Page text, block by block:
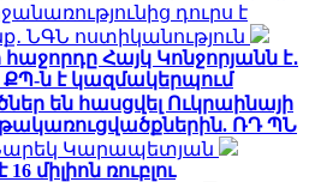
դուրս է
ՆԳՆ ոստիկանություն
Հայկ Կոնջորյանն է․
ՔՊ-ն է կազմակերպում
են հասցվել Ուկրաինայի
ՌԴ ՊՆ
Կարապետյան
միլիոն ռուբլու